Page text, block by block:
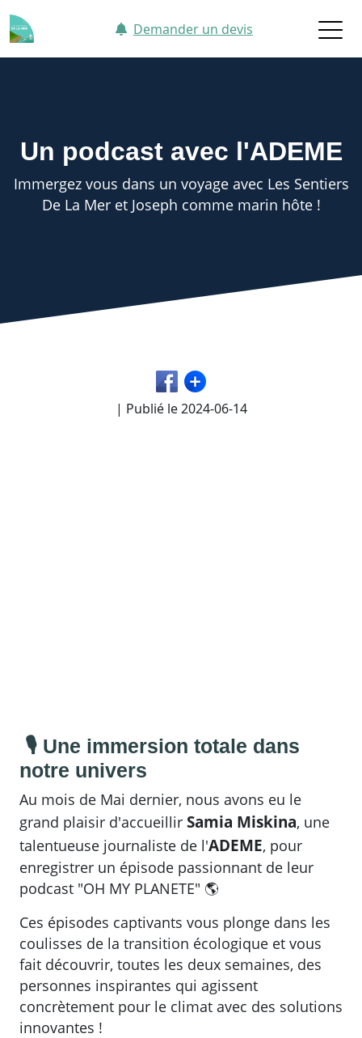
Demander un devis
Un podcast avec l'ADEME
Immergez vous dans un voyage avec Les Sentiers
De La Mer et Joseph comme marin hôte !
| Publié le2024-06-14
🎙 Une immersion totale dans
notre univers
Au mois de Mai dernier, nous avons eu le
grand plaisir d'accueillir Samia Miskina, une
talentueuse journaliste de l'ADEME, pour
enregistrer un épisode passionnant de leur
podcast "OH MY PLANETE" 🌎
Ces épisodes captivants vous plonge dans les
coulisses de la transition écologique et vous
fait découvrir, toutes les deux semaines, des
personnes inspirantes qui agissent
concrètement pour le climat avec des solutions
innovantes !